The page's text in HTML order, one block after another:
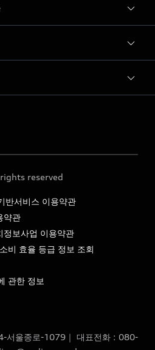
이벤트
항
서울종로-1079
reserved
반서비스 이용약관
약관
보사업 이용약관
비 효율 등급 정보 조회
관한 정보
서울종로-1079｜ 대표전화 : 080-